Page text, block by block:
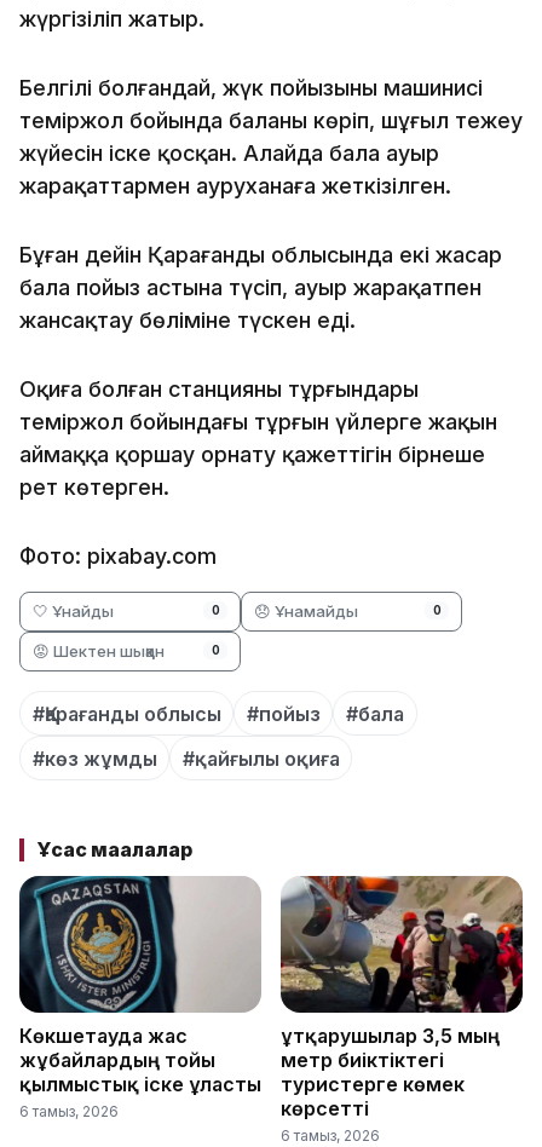
жүргізіліп жатыр.
Белгілі болғандай, жүк пойызының машинисі
теміржол бойында баланы көріп, шұғыл тежеу
жүйесін іске қосқан. Алайда бала ауыр
жарақаттармен ауруханаға жеткізілген.
Бұған дейін Қарағанды облысында екі жасар
бала пойыз астына түсіп, ауыр жарақатпен
жансақтау бөліміне түскен еді.
Оқиға болған станцияның тұрғындары
теміржол бойындағы тұрғын үйлерге жақын
аймаққа қоршау орнату қажеттігін бірнеше
рет көтерген.
Фото: pixabay.com
🤍 Ұнайды 0 😞 Ұнамайды 0
😡 Шектен шыққан 0
#Қарағанды облысы #пойыз
#бала
#көз жұмды
#қайғылы оқиға
Ұқсас мақалалар
Көкшетауда жас
жұбайлардың тойы
қылмыстық іске ұласты
6 тамыз, 2026
Құтқарушылар 3,5 мың
метр биіктіктегі
туристерге көмек
көрсетті
6 тамыз, 2026